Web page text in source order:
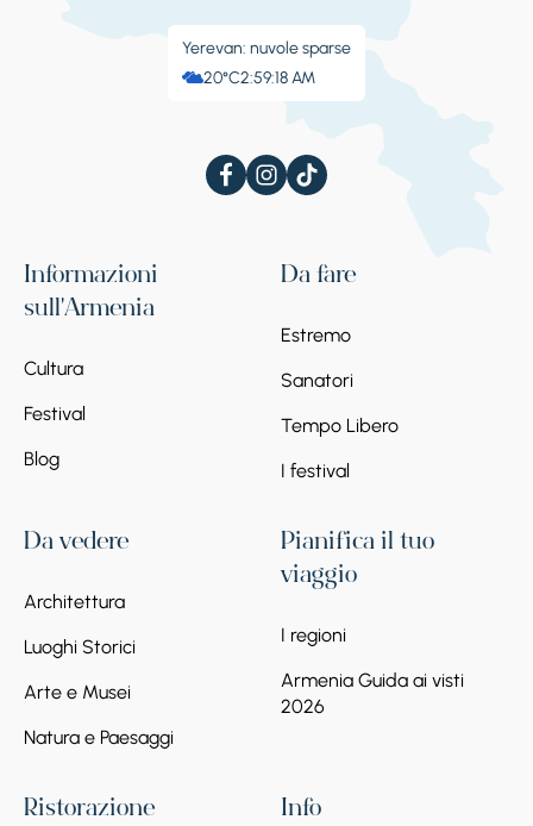
Yerevan: nuvole sparse
20°C2:59:19 AM
Informazioni
sull'Armenia
Cultura
Festival
Blog
Da fare
Estremo
Sanatori
Tempo Libero
I festival
Da vedere
Architettura
Luoghi Storici
Arte e Musei
Natura e Paesaggi
Pianifica il tuo
viaggio
I regioni
Armenia Guida ai visti
2026
Ristorazione Info